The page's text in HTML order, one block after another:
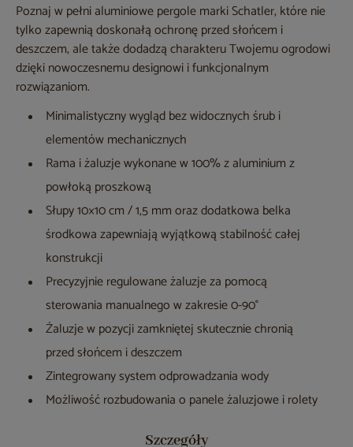
Poznaj w pełni aluminiowe pergole marki Schatler, które nie
tylko zapewnią doskonałą ochronę przed słońcem i
deszczem, ale także dodadzą charakteru Twojemu ogrodowi
dzięki nowoczesnemu designowi i funkcjonalnym
rozwiązaniom.
Minimalistyczny wygląd bez widocznych śrub i
elementów mechanicznych
Rama i żaluzje wykonane w 100% z aluminium z
powłoką proszkową
Słupy 10×10 cm / 1,5 mm oraz dodatkowa belka
środkowa zapewniają wyjątkową stabilność całej
konstrukcji
Precyzyjnie regulowane żaluzje za pomocą
sterowania manualnego w zakresie 0-90°
Żaluzje w pozycji zamkniętej skutecznie chronią
przed słońcem i deszczem
Zintegrowany system odprowadzania wody
Możliwość rozbudowania o panele żaluzjowe i rolety
Szczegóły